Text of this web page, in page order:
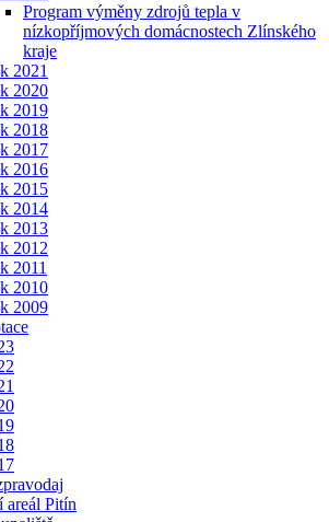
Program výměny zdrojů tepla v
nízkopříjmových domácnostech Zlínského
kraje
2021
2020
2019
2018
2017
2016
2015
2014
2013
2012
2011
2010
2009
areál Pitín